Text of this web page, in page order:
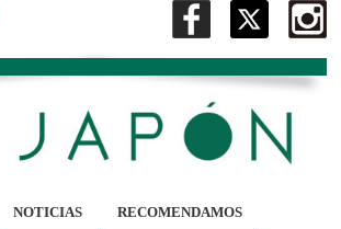
NOTICIAS RECOMENDAMOS